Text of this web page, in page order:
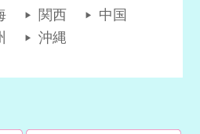
関西
中国
沖縄